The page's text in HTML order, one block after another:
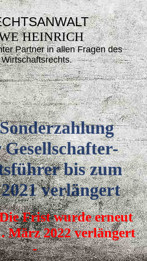
HEINRICH
Partner in allen Fragen des
Wirtschaftsrechts.
bis zum
verlängert
Frist wurde erneut
März 2022 verlängert
-